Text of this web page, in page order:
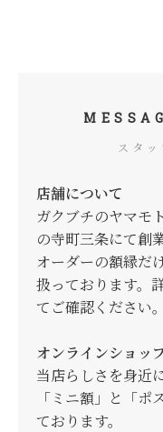
スタッ
店舗について
ガクブチのヤマモ
の寺町三条にて創
オーダーの額縁だ
扱っております。
てご確認ください。
オンラインショッ
当店らしさを身近
「ミニ額」と「ポ
ております。